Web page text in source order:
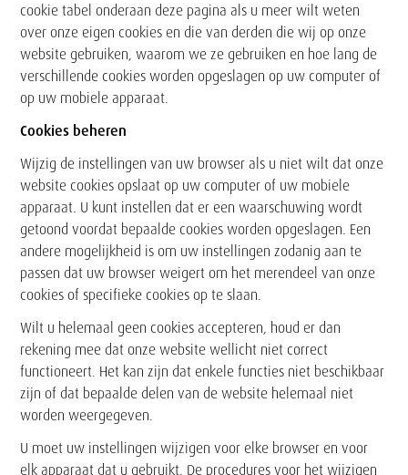
cookie tabel onderaan deze pagina als u meer wilt weten
over onze eigen cookies en die van derden die wij op onze
website gebruiken, waarom we ze gebruiken en hoe lang de
verschillende cookies worden opgeslagen op uw computer of
op uw mobiele apparaat.
Cookies beheren
Wijzig de instellingen van uw browser als u niet wilt dat onze
website cookies opslaat op uw computer of uw mobiele
apparaat. U kunt instellen dat er een waarschuwing wordt
getoond voordat bepaalde cookies worden opgeslagen. Een
andere mogelijkheid is om uw instellingen zodanig aan te
passen dat uw browser weigert om het merendeel van onze
cookies of specifieke cookies op te slaan.
Wilt u helemaal geen cookies accepteren, houd er dan
rekening mee dat onze website wellicht niet correct
functioneert. Het kan zijn dat enkele functies niet beschikbaar
zijn of dat bepaalde delen van de website helemaal niet
worden weergegeven.
U moet uw instellingen wijzigen voor elke browser en voor
elk apparaat dat u gebruikt. De procedures voor het wijzigen